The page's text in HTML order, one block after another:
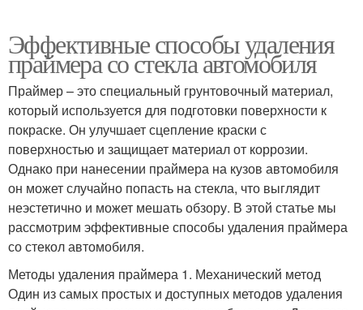
Эффективные способы удаления
праймера со стекла автомобиля
Праймер – это специальный грунтовочный материал,
который используется для подготовки поверхности к
покраске. Он улучшает сцепление краски с
поверхностью и защищает материал от коррозии.
Однако при нанесении праймера на кузов автомобиля
он может случайно попасть на стекла, что выглядит
неэстетично и может мешать обзору. В этой статье мы
рассмотрим эффективные способы удаления праймера
со стекол автомобиля.
Методы удаления праймера 1. Механический метод
Один из самых простых и доступных методов удаления